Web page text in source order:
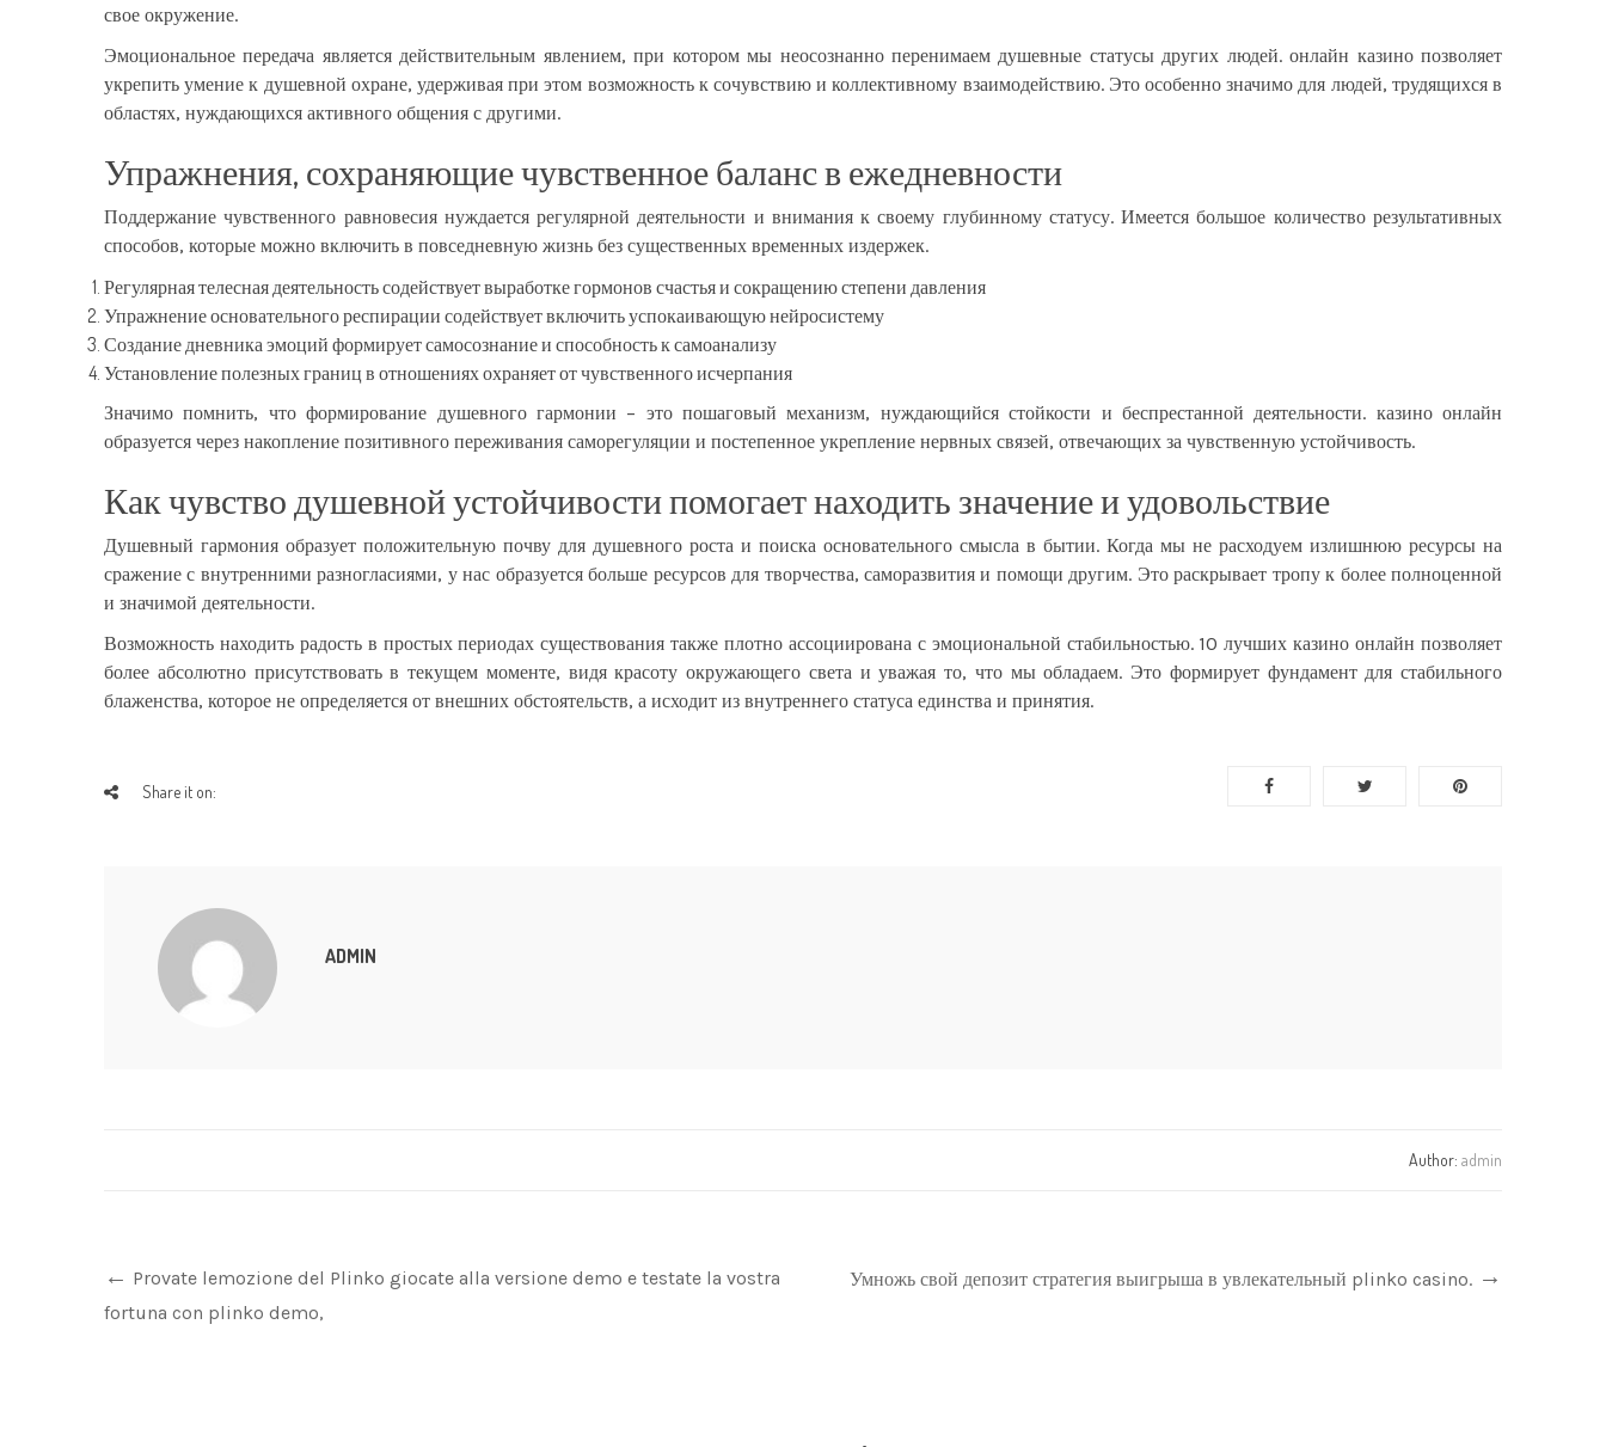
свое окружение.
Эмоциональное передача является действительным явлением, при котором мы неосознанно перенимаем душевные статусы других людей. онлайн казино позволяет
укрепить умение к душевной охране, удерживая при этом возможность к сочувствию и коллективному взаимодействию. Это особенно значимо для людей, трудящихся в
областях, нуждающихся активного общения с другими.
Упражнения, сохраняющие чувственное баланс в ежедневности
Поддержание чувственного равновесия нуждается регулярной деятельности и внимания к своему глубинному статусу. Имеется большое количество результативных
способов, которые можно включить в повседневную жизнь без существенных временных издержек.
Регулярная телесная деятельность содействует выработке гормонов счастья и сокращению степени давления
Упражнение основательного респирации содействует включить успокаивающую нейросистему
Создание дневника эмоций формирует самосознание и способность к самоанализу
Установление полезных границ в отношениях охраняет от чувственного исчерпания
Значимо помнить, что формирование душевного гармонии – это пошаговый механизм, нуждающийся стойкости и беспрестанной деятельности. казино онлайн
образуется через накопление позитивного переживания саморегуляции и постепенное укрепление нервных связей, отвечающих за чувственную устойчивость.
Как чувство душевной устойчивости помогает находить значение и удовольствие
Душевный гармония образует положительную почву для душевного роста и поиска основательного смысла в бытии. Когда мы не расходуем излишнюю ресурсы на
сражение с внутренними разногласиями, у нас образуется больше ресурсов для творчества, саморазвития и помощи другим. Это раскрывает тропу к более полноценной
и значимой деятельности.
Возможность находить радость в простых периодах существования также плотно ассоциирована с эмоциональной стабильностью. 10 лучших казино онлайн позволяет
более абсолютно присутствовать в текущем моменте, видя красоту окружающего света и уважая то, что мы обладаем. Это формирует фундамент для стабильного
блаженства, которое не определяется от внешних обстоятельств, а исходит из внутреннего статуса единства и принятия.
Share it on:
ADMIN
Author: admin
Provate lemozione del Plinko giocate alla versione demo e testate la vostra
fortuna con plinko demo,
Умножь свой депозит стратегия выигрыша в увлекательный plinko casino.